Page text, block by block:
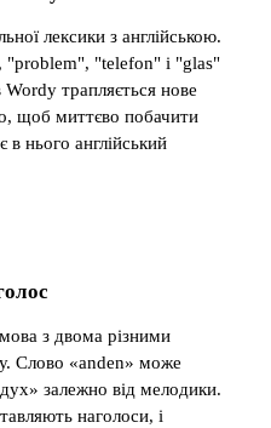
лексики з англійською.
"telefon" і "glas"
трапляється нове
щоб миттєво побачити
в нього англійський
з двома різними
Слово «anden» може
залежно від мелодики.
наголоси, і